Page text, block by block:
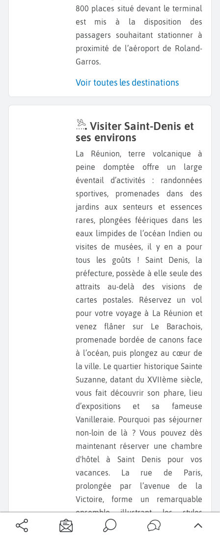
800 places situé devant le terminal
est mis à la disposition des
passagers souhaitant stationner à
proximité de l’aéroport de Roland-
Garros.
Voir toutes les destinations
Visiter Saint-Denis et
ses environs
La Réunion, terre volcanique à
peine domptée offre un large
éventail d’activités : randonnées
sportives, promenades dans des
jardins aux senteurs et essences
rares, plongées féériques dans les
eaux limpides de l’océan Indien ou
visites de musées, il y en a pour
tous les goûts ! Saint Denis, la
préfecture, possède à elle seule des
attraits au-delà des visions de
cartes postales. Réservez un vol
pour votre voyage à La Réunion et
venez flâner sur Le Barachois,
promenade bordée de canons face
à l’océan, puis plongez au cœur de
la ville. Le quartier historique Sainte
Suzanne, datant du XVIIème siècle,
vous fait découvrir son phare, lieu
d’expositions et sa fameuse
Vanilleraie. Pourquoi pas séjourner
non-loin de là ? Vous pouvez dès
maintenant réserver une chambre
d'hôtel à Saint Denis pour vos
vacances. La rue de Paris,
prolongée par l’avenue de la
Victoire, forme un remarquable
ensemble illustrant les styles
colonial et néo-classique. La